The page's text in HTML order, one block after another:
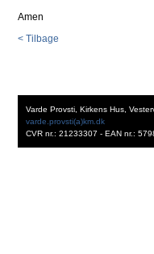
Amen
< Tilbage
Varde Provsti, Kirkens Hus,
varde.provsti(a)km.dk
CVR nr.: 21233307 - EAN nr.: